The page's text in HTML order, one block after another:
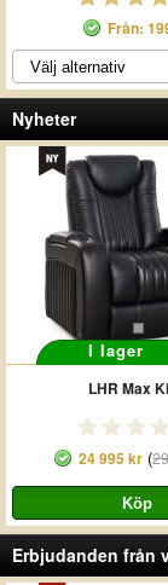
Från:
Nyheter
I lager
LHR Max
24 995 kr (
Erbjudanden från